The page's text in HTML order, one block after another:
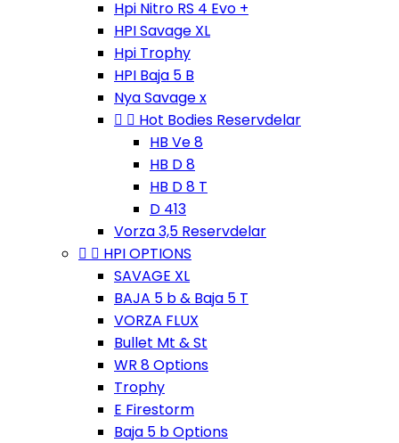
Hpi Nitro RS 4 Evo +
HPI Savage XL
Hpi Trophy
HPI Baja 5 B
Nya Savage x
  Hot Bodies Reservdelar
HB Ve 8
HB D 8
HB D 8 T
D 413
Vorza 3,5 Reservdelar
  HPI OPTIONS
SAVAGE XL
BAJA 5 b & Baja 5 T
VORZA FLUX
Bullet Mt & St
WR 8 Options
Trophy
E Firestorm
Baja 5 b Options